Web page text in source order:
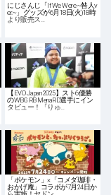
にじさんじ「If We Were ~咎人v
er.~」グッズが6月18日(火)18時
より販売ス…
【EVO Japan 2025】スト6優勝
のWBG RB MenaRD選手にイン
タビュー！「りゅ…
「ポケモン」×「コメダ珈琲・
おかげ庵」コラボが7月24日か